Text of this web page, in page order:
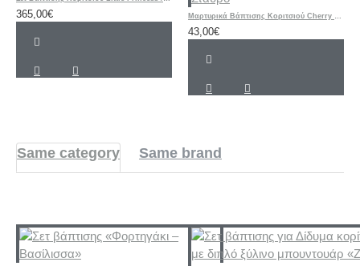
365,00€
43,00€
Same category Same brand